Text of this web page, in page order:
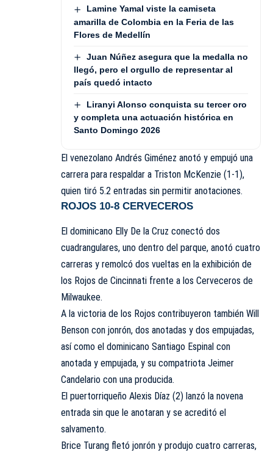
Lamine Yamal viste la camiseta
amarilla de Colombia en la Feria de las
Flores de Medellín
Juan Núñez asegura que la medalla no
llegó, pero el orgullo de representar al
país quedó intacto
Liranyi Alonso conquista su tercer oro
y completa una actuación histórica en
Santo Domingo 2026
El venezolano Andrés Giménez anotó y empujó una
carrera para respaldar a Triston McKenzie (1-1),
quien tiró 5.2 entradas sin permitir anotaciones.
ROJOS 10-8 CERVECEROS
El dominicano Elly De la Cruz conectó dos
cuadrangulares, uno dentro del parque, anotó cuatro
carreras y remolcó dos vueltas en la exhibición de
los Rojos de Cincinnati frente a los Cerveceros de
Milwaukee.
A la victoria de los Rojos contribuyeron también Will
Benson con jonrón, dos anotadas y dos empujadas,
así como el dominicano Santiago Espinal con
anotada y empujada, y su compatriota Jeimer
Candelario con una producida.
El puertorriqueño Alexis Díaz (2) lanzó la novena
entrada sin que le anotaran y se acreditó el
salvamento.
Brice Turang fletó jonrón y produjo cuatro carreras,